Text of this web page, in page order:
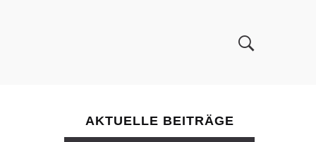
AKTUELLE BEITRÄGE